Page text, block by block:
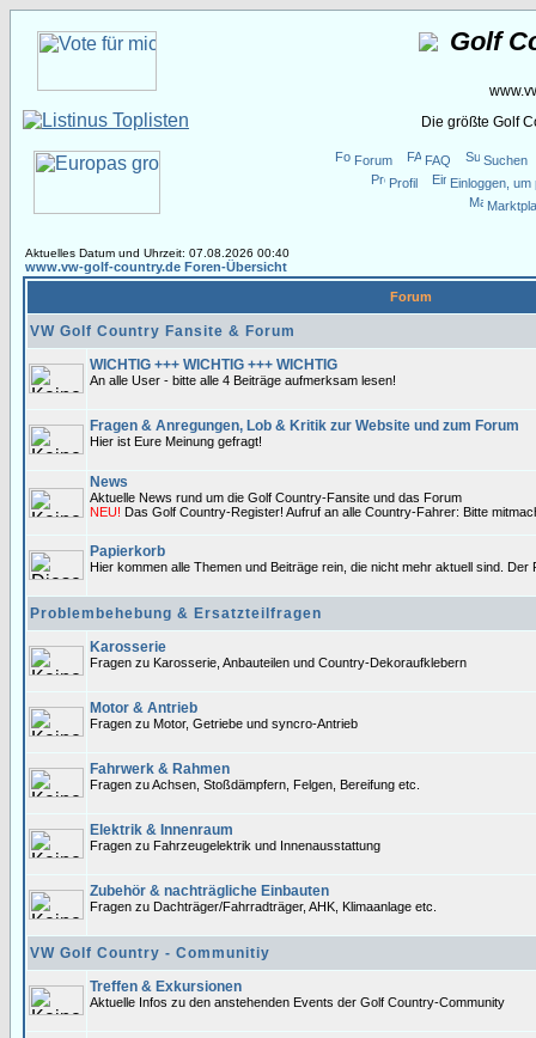
Golf
Die größte Golf
Forum FAQ
Suchen
Profil
Einloggen,
Aktuelles Datum und Uhrzeit: 07.08.2026 00:40
www.vw-golf-country.de Foren-Übersicht
Forum
VW Golf Country Fansite & Forum
WICHTIG +++ WICHTIG +++ WICHTIG
An alle User - bitte alle 4 Beiträge aufmerksam lesen!
Fragen & Anregungen, Lob & Kritik zur Website und zum Forum
Hier ist Eure Meinung gefragt!
News
Aktuelle News rund um die Golf Country-Fansite und das Forum
NEU! Das Golf Country-Register! Aufruf an alle Country-Fahrer: Bitte
Papierkorb
Hier kommen alle Themen und Beiträge rein, die nicht mehr aktuell sind.
Problembehebung & Ersatzteilfragen
Karosserie
Fragen zu Karosserie, Anbauteilen und Country-Dekoraufklebern
Motor & Antrieb
Fragen zu Motor, Getriebe und syncro-Antrieb
Fahrwerk & Rahmen
Fragen zu Achsen, Stoßdämpfern, Felgen, Bereifung etc.
Elektrik & Innenraum
Fragen zu Fahrzeugelektrik und Innenausstattung
Zubehör & nachträgliche Einbauten
Fragen zu Dachträger/Fahrradträger, AHK, Klimaanlage etc.
VW Golf Country - Communitiy
Treffen & Exkursionen
Aktuelle Infos zu den anstehenden Events der Golf Country-Community